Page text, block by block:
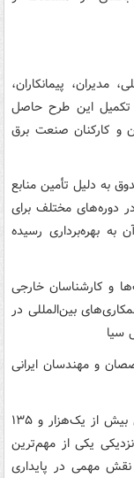
مدیران، پیمانکاران،
تکمیل این طرح حاصل
و کارکنان صنعت برق
به دلیل تأمین منابع
دوره‌های مختلف برای
به بهره‌برداری رسیده
و کارشناسان خارجی
بین‌المللی در
سیا
و مهندسان ایرانی
وی با بیان اینکه نیروگاه رودشور اکنون به ظرفیتی بیش از یک‌هزار و ۱۳۵
یکی از مهم‌ترین
نقش مهمی در پایداری